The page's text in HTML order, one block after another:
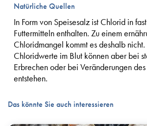
Natürliche Quellen
In Form von Speisesalz ist Chlorid in
Futtermitteln enthalten. Zu einem
Chloridmangel kommt es deshalb
Chloridwerte im Blut können aber bei
Erbrechen oder bei Veränderungen
entstehen.
Das könnte Sie auch interessieren